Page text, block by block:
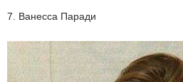
7. Ванесса Паради